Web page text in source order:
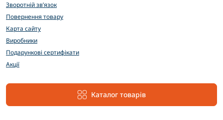
Зворотній зв’язок
Повернення товару
Карта сайту
Виробники
Подарункові сертифікати
Акції
Каталог товарів